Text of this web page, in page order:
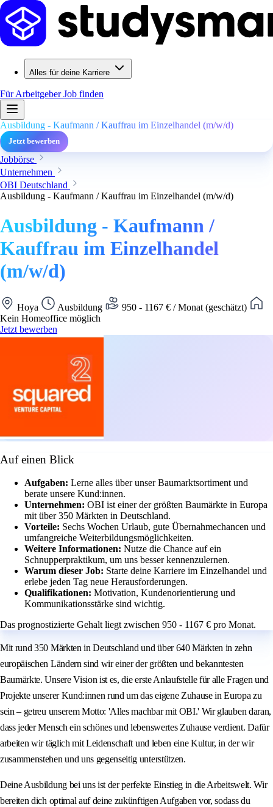
Alles für deine Karriere
Für ArbeitgeberJob finden
Ausbildung - Kaufmann / Kauffrau im Einzelhandel (m/w/d)
Jetzt bewerben
Jobbörse
Unternehmen
OBI Deutschland
Ausbildung - Kaufmann / Kauffrau im Einzelhandel (m/w/d)
Ausbildung - Kaufmann /
Kauffrau im Einzelhandel
(m/w/d)
Hoya Ausbildung
950 - 1167 € / Monat (geschätzt)
Kein Homeoffice möglich
Jetzt bewerben
Auf einen Blick
Aufgaben: Lerne alles über unser Baumarktsortiment und
berate unsere Kund:innen.
Unternehmen: OBI ist einer der größten Baumärkte in Europa
mit über 350 Märkten in Deutschland.
Vorteile: Sechs Wochen Urlaub, gute Übernahmechancen und
umfangreiche Weiterbildungsmöglichkeiten.
Weitere Informationen: Nutze die Chance auf ein
Schnupperpraktikum, um uns besser kennenzulernen.
Warum dieser Job: Starte deine Karriere im Einzelhandel und
erlebe jeden Tag neue Herausforderungen.
Qualifikationen: Motivation, Kundenorientierung und
Kommunikationsstärke sind wichtig.
Das prognostizierte Gehalt liegt zwischen 950 - 1167 € pro Monat.
Mit rund 350 Märkten in Deutschland und über 640 Märkten in zehn
europäischen Ländern sind wir einer der größten und bekanntesten
Baumärkte. Unsere Vision ist es, die erste Anlaufstelle für alle Fragen und
Projekte unserer Kund:innen rund um das eigene Zuhause in Europa zu
sein – getreu unserem Motto: 'Alles machbar mit OBI.' Wir glauben daran,
dass jeder Mensch ein schönes und lebenswertes Zuhause verdient. Dafür
arbeiten wir täglich mit Leidenschaft und leben eine Kultur, in der wir
zusammenstehen und uns gegenseitig unterstützen.
Deine Ausbildung bei uns ist der perfekte Einstieg in die Arbeitswelt. Wir
bereiten dich optimal auf deine zukünftigen Aufgaben vor, sodass du